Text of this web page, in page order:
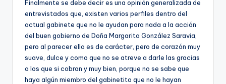
Finalmente se debe decir es una opinión generalizada de
entrevistados que, existen varios perfiles dentro del
actual gabinete que no le ayudan para nada a la acción
del buen gobierno de Doña Margarita González Saravia,
pero al parecer ella es de carácter, pero de corazón muy
suave, dulce y como que no se atreve a darle las gracias
a los que si cobran y muy bien, porque no se sabe que
haya algún miembro del gabinetito que no le hayan